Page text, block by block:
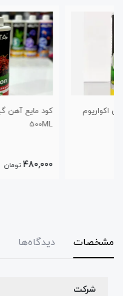
کود مایع آهن گیاهان ابزی الیتا
مشخصات دیدگاه‌ها
شرکت